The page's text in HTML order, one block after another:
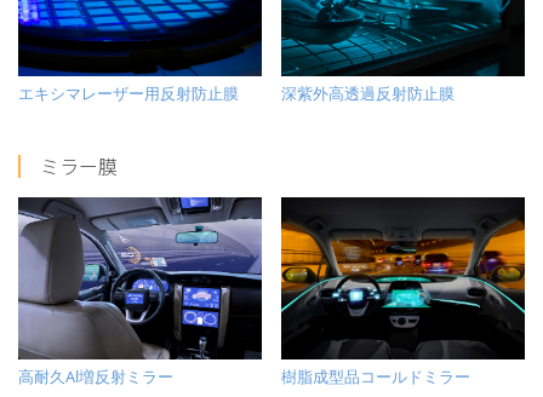
エキシマレーザー用反射防止膜 深紫外高透過反射防止膜
ミラー膜
高耐久Al増反射ミラー 樹脂成型品コールドミラー